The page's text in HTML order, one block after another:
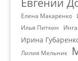
Елена Макаренко
Илья Питкин
Ирина
Лилия Мельник